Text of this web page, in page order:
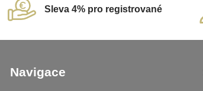
Sleva 4% pro registrované
Navigace